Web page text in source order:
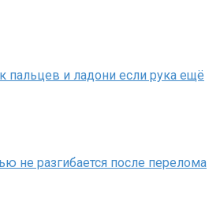
пальцев и ладони если рука ещё
не разгибается после перелома